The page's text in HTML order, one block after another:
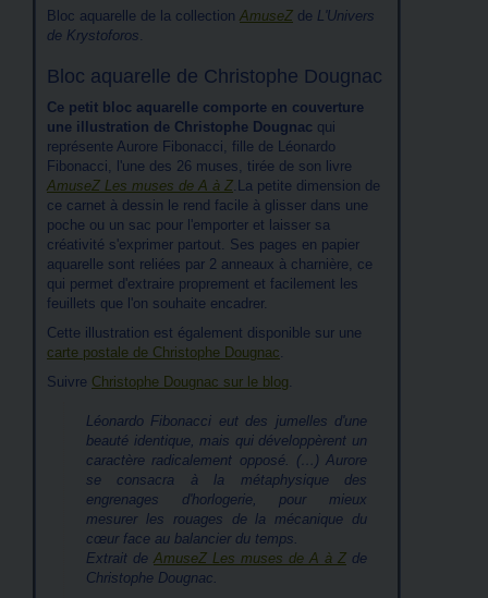
Bloc aquarelle de la collection AmuseZ de L'Univers
de Krystoforos.
Bloc aquarelle de Christophe Dougnac
Ce petit bloc aquarelle comporte en couverture
une illustration de Christophe Dougnac qui
représente Aurore Fibonacci, fille de Léonardo
Fibonacci, l'une des 26 muses, tirée de son livre
AmuseZ Les muses de A à Z.La petite dimension de
ce carnet à dessin le rend facile à glisser dans une
poche ou un sac pour l'emporter et laisser sa
créativité s'exprimer partout. Ses pages en papier
aquarelle sont reliées par 2 anneaux à charnière, ce
qui permet d'extraire proprement et facilement les
feuillets que l'on souhaite encadrer.
Cette illustration est également disponible sur une
carte postale de Christophe Dougnac.
Suivre Christophe Dougnac sur le blog.
Léonardo Fibonacci eut des jumelles d'une
beauté identique, mais qui développèrent un
caractère radicalement opposé. (…) Aurore
se consacra à la métaphysique des
engrenages d'horlogerie, pour mieux
mesurer les rouages de la mécanique du
cœur face au balancier du temps.
Extrait de AmuseZ Les muses de A à Z de
Christophe Dougnac.